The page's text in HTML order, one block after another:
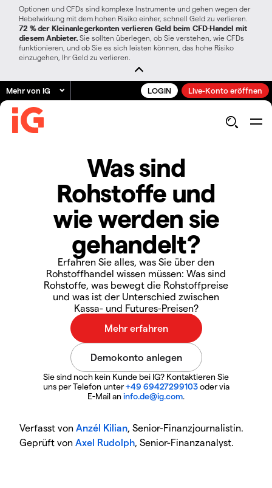
Optionen und CFDs sind komplexe Instrumente und gehen wegen der
Hebelwirkung mit dem hohen Risiko einher, schnell Geld zu verlieren.
72 % der Kleinanlegerkonten verlieren Geld beim CFD-Handel mit
diesem Anbieter. Sie sollten überlegen, ob Sie verstehen, wie CFDs
funktionieren, und ob Sie es sich leisten können, das hohe Risiko
einzugehen, Ihr Geld zu verlieren.
Mehr von IG LOGIN Live-Konto eröffnen
Was sind
Rohstoffe und
wie werden sie
gehandelt?
Erfahren Sie alles, was Sie über den
Rohstoffhandel wissen müssen: Was sind
Rohstoffe, was bewegt die Rohstoffpreise
und was ist der Unterschied zwischen
Kassa- und Futures-Preisen?
Sie sind noch kein Kunde bei IG? Kontaktieren Sie
uns per Telefon unter+49 69427299103oder via
E-Mail an info.de@ig.com.
Verfasst von Anzél Kilian, Senior-Finanzjournalistin.
Geprüft von Axel Rudolph, Senior-Finanzanalyst.